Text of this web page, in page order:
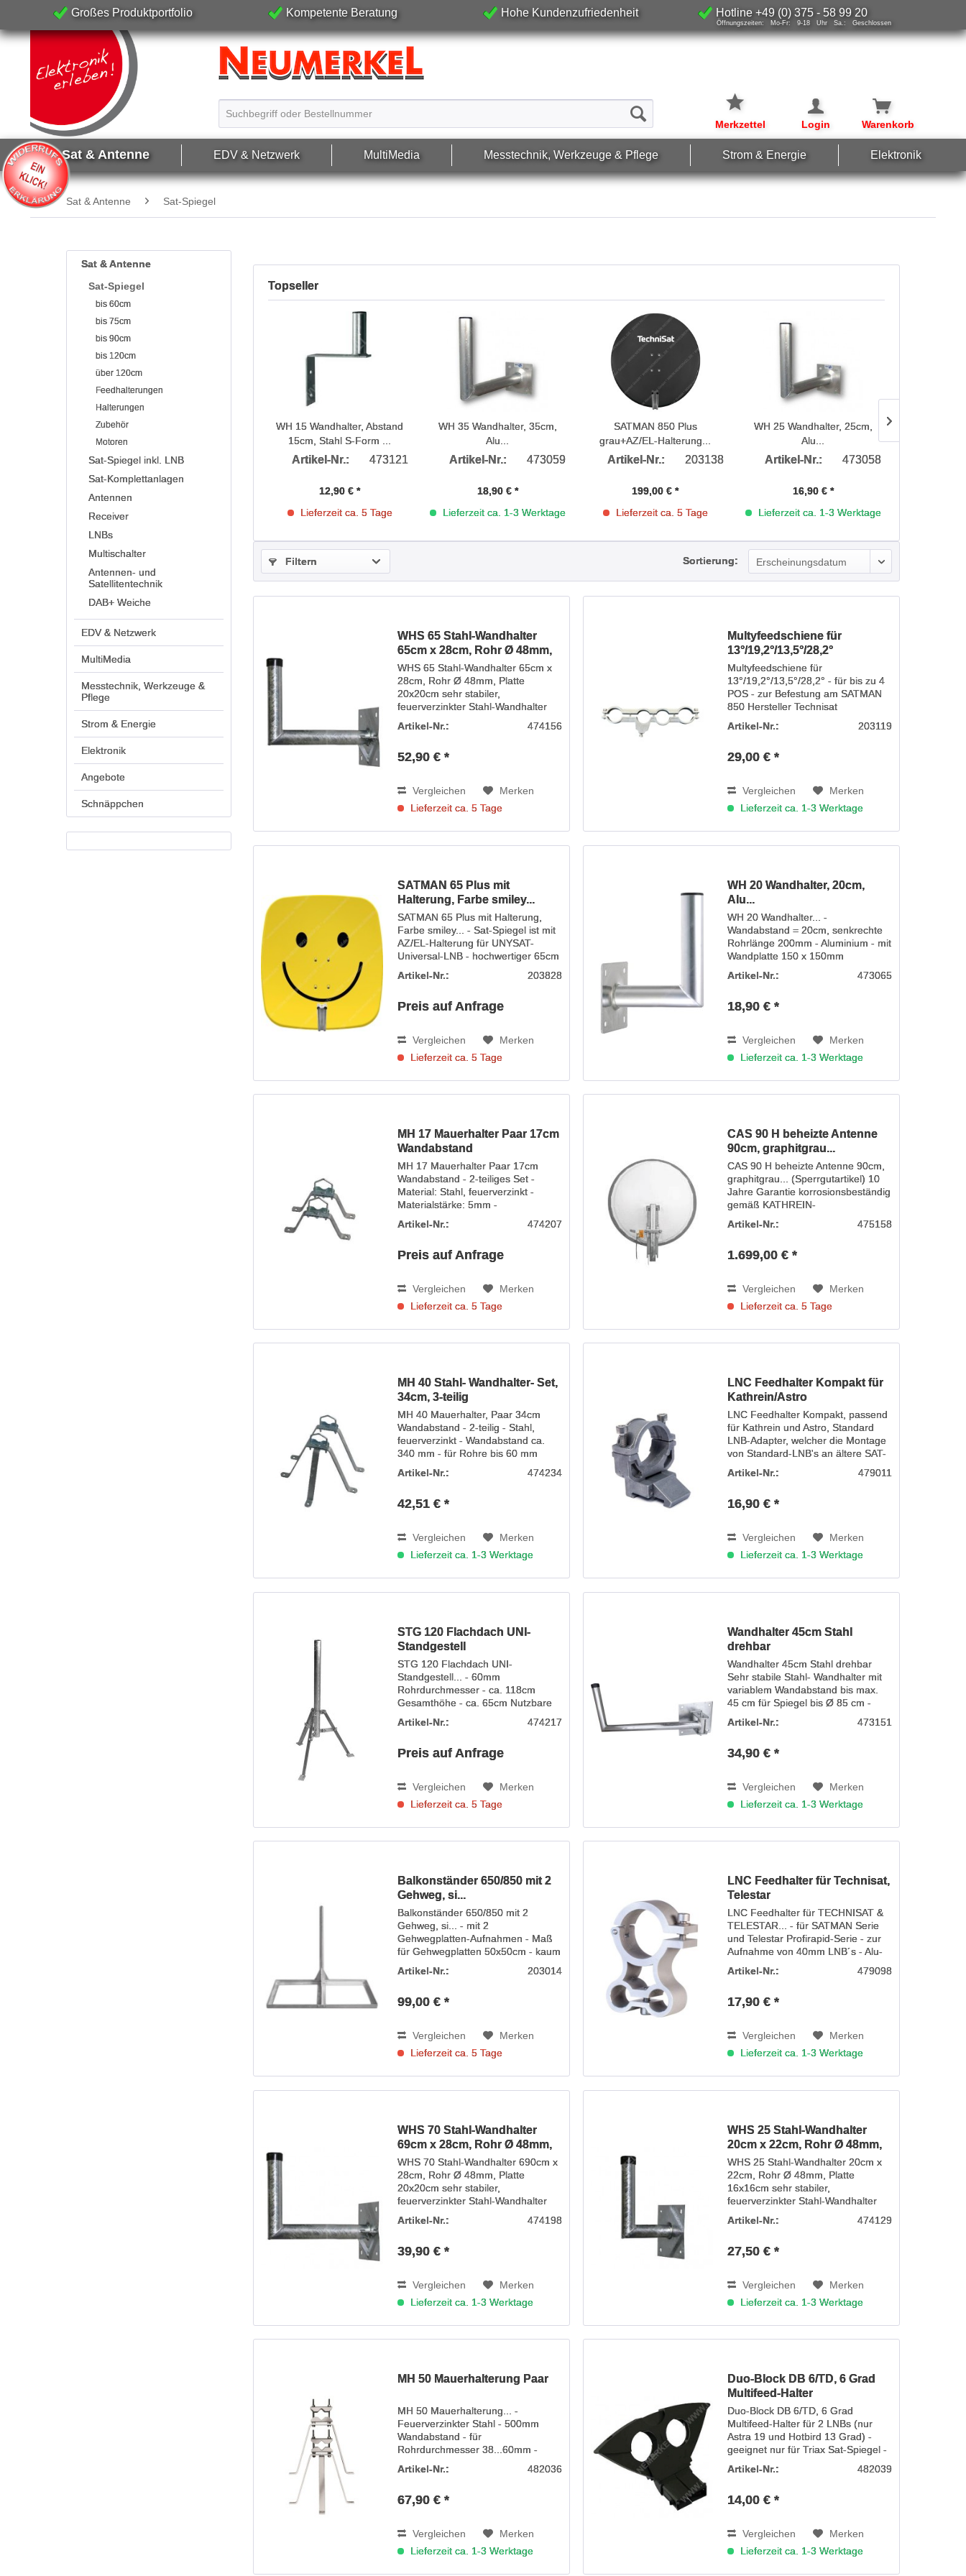
Großes Produktportfolio Kompetente Beratung Hohe Kundenzufriedenheit Hotline +49 (0) 375 - 58 99 20
Öffnungszeiten: Mo-Fr: 9-18 Uhr Sa.: Geschlossen
Merkzettel Login Warenkorb
Sat & Antenne EDV & Netzwerk MultiMedia Messtechnik, Werkzeuge & Pflege Strom & Energie Elektronik
Sat & Antenne Sat-Spiegel
Sat & Antenne
Sat-Spiegel
bis 60cm
bis 75cm
bis 90cm
bis 120cm
über 120cm
Feedhalterungen
Halterungen
Zubehör
Motoren
Sat-Spiegel inkl. LNB
Sat-Komplettanlagen
Antennen
Receiver
LNBs
Multischalter
Antennen- und
Satellitentechnik
DAB+ Weiche
EDV & Netzwerk
MultiMedia
Messtechnik, Werkzeuge &
Pflege
Strom & Energie
Elektronik
Angebote
Schnäppchen
Topseller
WH 15 Wandhalter, Abstand
15cm, Stahl S-Form ...
Artikel-Nr.: 473121
12,90 € *
Lieferzeit ca. 5 Tage
WH 35 Wandhalter, 35cm,
Alu...
Artikel-Nr.: 473059
18,90 € *
Lieferzeit ca. 1-3 Werktage
SATMAN 850 Plus
grau+AZ/EL-Halterung...
Artikel-Nr.: 203138
199,00 € *
Lieferzeit ca. 5 Tage
WH 25 Wandhalter, 25cm,
Alu...
Artikel-Nr.: 473058
16,90 € *
Lieferzeit ca. 1-3 Werktage
Filtern Sortierung:
WHS 65 Stahl-Wandhalter
65cm x 28cm, Rohr Ø 48mm,
WHS 65 Stahl-Wandhalter 65cm x
28cm, Rohr Ø 48mm, Platte
20x20cm sehr stabiler,
feuerverzinkter Stahl-Wandhalter
für die dauerhafte Befestigung von
Satelliten-Spiegeln bis zu 100 cm
außen: 690 mm - Wandabstand...
Artikel-Nr.: 474156
52,90 € *
Vergleichen
Merken
Lieferzeit ca. 5 Tage
Multyfeedschiene für
13°/19,2°/13,5°/28,2°
Multyfeedschiene für
13°/19,2°/13,5°/28,2° - für bis zu 4
POS - zur Befestung am SATMAN
850 Hersteller Technisat
Lieferumfang: Multifeed-Schiene
Anwendung: In Zusammenwirkung
diese vier Orbitpositionen...
Artikel-Nr.: 203119
29,00 € *
Vergleichen
Merken
Lieferzeit ca. 1-3 Werktage
SATMAN 65 Plus mit
Halterung, Farbe smiley...
SATMAN 65 Plus mit Halterung,
Farbe smiley... - Sat-Spiegel ist mit
AZ/EL-Halterung für UNYSAT-
Universal-LNB - hochwertiger 65cm
Dachmontage - Aluminium Material,
Artikel-Nr.: 203828
Preis auf Anfrage
Vergleichen
Merken
Lieferzeit ca. 5 Tage
WH 20 Wandhalter, 20cm,
Alu...
WH 20 Wandhalter... -
Wandabstand = 20cm, senkrechte
Rohrlänge 200mm - Aluminium - mit
Wandplatte 150 x 150mm
geeignet für Spiegel bis 80cm
Artikel-Nr.: 473065
18,90 € *
Vergleichen
Merken
Lieferzeit ca. 1-3 Werktage
MH 17 Mauerhalter Paar 17cm
Wandabstand
MH 17 Mauerhalter Paar 17cm
Wandabstand - 2-teiliges Set -
Material: Stahl, feuerverzinkt -
Materialstärke: 5mm -
Rohre bis 60 mm Durchmesser -
34cm
Artikel-Nr.: 474207
Preis auf Anfrage
Vergleichen
Merken
Lieferzeit ca. 5 Tage
CAS 90 H beheizte Antenne
90cm, graphitgrau...
CAS 90 H beheizte Antenne 90cm,
graphitgrau... (Sperrgutartikel) 10
Jahre Garantie korrosionsbeständig
gemäß KATHREIN-
aus Reflektor, Speisesystem-
Reflektor in bewährter...
Artikel-Nr.: 475158
1.699,00 € *
Vergleichen
Merken
Lieferzeit ca. 5 Tage
MH 40 Stahl- Wandhalter- Set,
34cm, 3-teilig
MH 40 Mauerhalter, Paar 34cm
Wandabstand - 2-teilig - Stahl,
feuerverzinkt - Wandabstand ca.
340 mm - für Rohre bis 60 mm
Durchmesser
Artikel-Nr.: 474234
42,51 € *
Vergleichen
Merken
Lieferzeit ca. 1-3 Werktage
LNC Feedhalter Kompakt für
Kathrein/Astro
LNC Feedhalter Kompakt, passend
für Kathrein und Astro, Standard
LNB-Adapter, welcher die Montage
von Standard-LNB's an ältere SAT-
Antennen der Marke Kathrein/Astro
oder bauähnlicher Modelle
Artikel-Nr.: 479011
16,90 € *
Vergleichen
Merken
Lieferzeit ca. 1-3 Werktage
STG 120 Flachdach UNI-
Standgestell
STG 120 Flachdach UNI-
Standgestell... - 60mm
Rohrdurchmesser - ca. 118cm
Gesamthöhe - ca. 65cm Nutzbare
feuerverzinkt
Artikel-Nr.: 474217
Preis auf Anfrage
Vergleichen
Merken
Lieferzeit ca. 5 Tage
Wandhalter 45cm Stahl
drehbar
Wandhalter 45cm Stahl drehbar
Sehr stabile Stahl- Wandhalter mit
variablem Wandabstand bis max.
45 cm für Spiegel bis Ø 85 cm -
cm - Halterrohr Ø 48 x 2mm
Artikel-Nr.: 473151
34,90 € *
Vergleichen
Merken
Lieferzeit ca. 1-3 Werktage
Balkonständer 650/850 mit 2
Gehweg, si...
Balkonständer 650/850 mit 2
Gehweg, si... - mit 2
Gehwegplatten-Aufnahmen - Maß
für Gehwegplatten 50x50cm - kaum
Ausführung - passend für SATMAN
Elevation minus 69 Grad -...
Artikel-Nr.: 203014
99,00 € *
Vergleichen
Merken
Lieferzeit ca. 5 Tage
LNC Feedhalter für Technisat,
Telestar
LNC Feedhalter für TECHNISAT &
TELESTAR... - für SATMAN Serie
und Telestar Profirapid-Serie - zur
Aufnahme von 40mm LNB´s - Alu-
PROFIMOUNT 40 LNB Halterung
von LNBs mit...
Artikel-Nr.: 479098
17,90 € *
Vergleichen
Merken
Lieferzeit ca. 1-3 Werktage
WHS 70 Stahl-Wandhalter
69cm x 28cm, Rohr Ø 48mm,
WHS 70 Stahl-Wandhalter 690cm x
28cm, Rohr Ø 48mm, Platte
20x20cm sehr stabiler,
feuerverzinkter Stahl-Wandhalter
Satelliten-Spiegeln bis zu 100 cm...
Artikel-Nr.: 474198
39,90 € *
Vergleichen
Merken
Lieferzeit ca. 1-3 Werktage
WHS 25 Stahl-Wandhalter
20cm x 22cm, Rohr Ø 48mm,
WHS 25 Stahl-Wandhalter 20cm x
22cm, Rohr Ø 48mm, Platte
16x16cm sehr stabiler,
feuerverzinkter Stahl-Wandhalter
Satelliten-Spiegeln bis zu 100 cm...
Artikel-Nr.: 474129
27,50 € *
Vergleichen
Merken
Lieferzeit ca. 1-3 Werktage
MH 50 Mauerhalterung Paar
MH 50 Mauerhalterung... -
Feuerverzinkter Stahl - 500mm
Wandabstand - für
Rohrdurchmesser 38...60mm -
Artikel-Nr.: 482036
67,90 € *
Vergleichen
Merken
Lieferzeit ca. 1-3 Werktage
Duo-Block DB 6/TD, 6 Grad
Multifeed-Halter
Duo-Block DB 6/TD, 6 Grad
Multifeed-Halter für 2 LNBs (nur
Astra 19 und Hotbird 13 Grad) -
geeignet nur für Triax Sat-Spiegel -
DUO-BLOCK...
Artikel-Nr.: 482039
14,00 € *
Vergleichen
Merken
Lieferzeit ca. 1-3 Werktage